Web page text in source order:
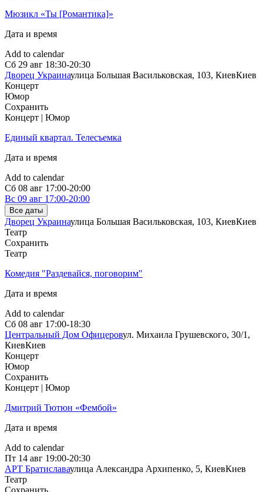
Мюзикл «Ты [Романтика]»
Дата и время
Add to calendar
Сб 29 авг 18:30-20:30
Дворец Украинаулица Большая Васильковская, 103, КиевКиев
Концерт
Юмор
Сохранить
Концерт | Юмор
Единый квартал. Телесъемка
Дата и время
Add to calendar
Сб 08 авг 17:00-20:00
Вс 09 авг 17:00-20:00
Все даты
Дворец Украинаулица Большая Васильковская, 103, КиевКиев
Театр
Сохранить
Театр
Комедия "Раздевайся, поговорим"
Дата и время
Add to calendar
Сб 08 авг 17:00-18:30
Центральный Дом Офицеровул. Михаила Грушевского, 30/1,
КиевКиев
Концерт
Юмор
Сохранить
Концерт | Юмор
Дмитрий Тютюн «Фембой»
Дата и время
Add to calendar
Пт 14 авг 19:00-20:30
АРТ Братиславаулица Александра Архипенко, 5, КиевКиев
Театр